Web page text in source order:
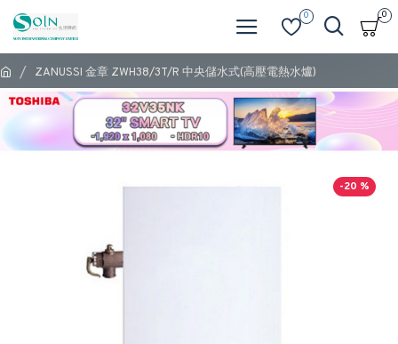
0 0
ZANUSSI 金章 ZWH38/3T/R 中央儲水式(高壓電熱水爐)
-20 %